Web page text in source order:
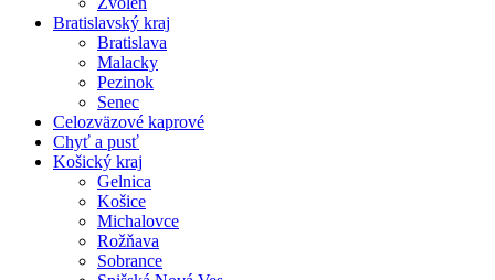
Bratislavský kraj
Bratislava
Malacky
Pezinok
Senec
Celozväzové kaprové
Chyť a pusť
Košický kraj
Gelnica
Košice
Michalovce
Rožňava
Sobrance